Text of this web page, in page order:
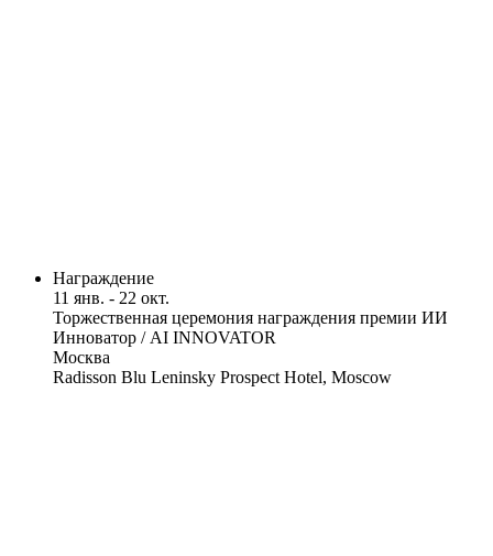
Награждение
11 янв. - 22 окт.
Торжественная церемония награждения премии ИИ
Инноватор / AI INNOVATOR
Москва
Radisson Blu Leninsky Prospect Hotel, Moscow